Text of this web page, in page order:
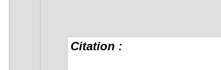
Citation :